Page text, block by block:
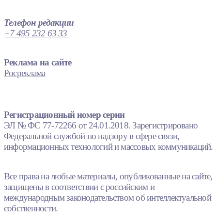
Телефон редакции
+7 495 232 63 33
Реклама на сайте
Росреклама
Регистрационный номер серии
ЭЛ № ФС 77-72266 от 24.01.2018. Зарегистрировано
Федеральной службой по надзору в сфере связи,
информационных технологий и массовых коммуникаций.
Все права на любые материалы, опубликованные на сайте,
защищены в соответствии с российским и
международным законодательством об интеллектуальной
собственности.